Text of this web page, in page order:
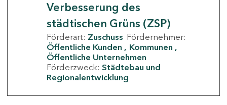
Verbesserung des
städtischen Grüns (ZSP)
Förderart: Zuschuss Fördernehmer:
Öffentliche Kunden
Kommunen
Öffentliche Unternehmen
Förderzweck: Städtebau und
Regionalentwicklung